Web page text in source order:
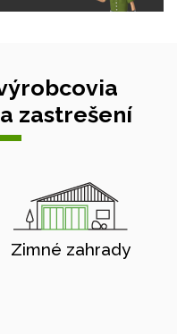
zastrešení
Zimné zahrady